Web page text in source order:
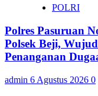
POLRI
Polres Pasuruan
Polsek Beji,
Penanganan
admin 6 Agustus 2026 0